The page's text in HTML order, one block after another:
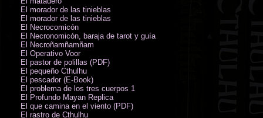
El morador de las tinieblas
El morador de las tinieblas
El Necrocomicón
El Necronomicón, baraja de tarot y guía
El Necroñamñamñam
El Operativo Voor
El pastor de polillas (PDF)
El pequeño Cthulhu
El pescador (E-Book)
El problema de los tres cuerpos 1
El Profundo Mayan Replica
El que camina en el viento (PDF)
El rastro de Cthulhu